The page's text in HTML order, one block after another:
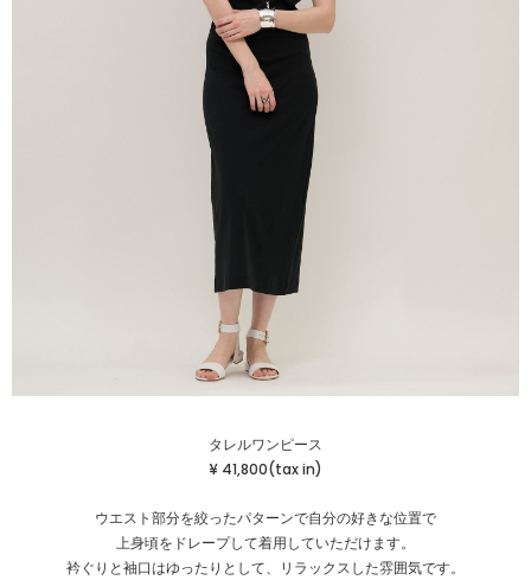
タレルワンピース
¥ 41,800(tax in)
ウエスト部分を絞ったパターンで自分の好きな位置で
上身頃をドレープして着用していただけます。
衿ぐりと袖口はゆったりとして、リラックスした雰囲気です。